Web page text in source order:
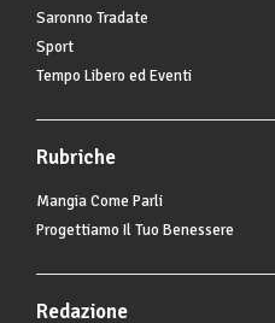
Saronno Tradate
Sport
Tempo Libero ed Eventi
Rubriche
Mangia Come Parli
Progettiamo Il Tuo Benessere
Redazione